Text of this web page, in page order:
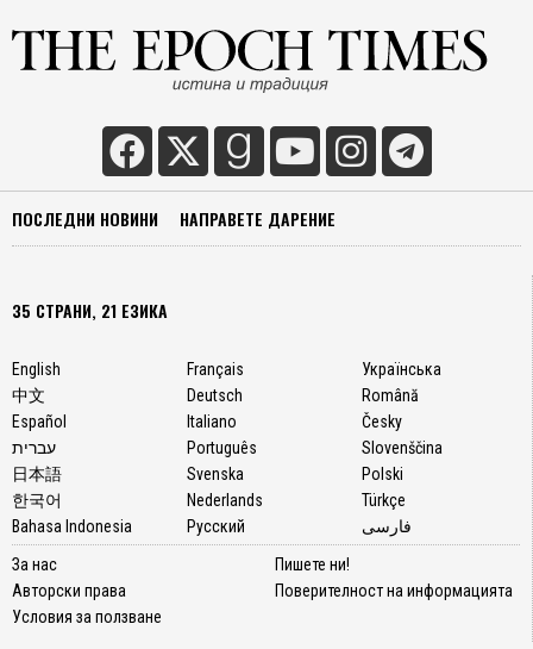
ПОСЛЕДНИ НОВИНИ НАПРАВЕТЕ ДАРЕНИЕ
35 СТРАНИ, 21 ЕЗИКА
English
中文
Español
עברית
日本語
한국어
Bahasa Indonesia
Français
Deutsch
Italiano
Português
Svenska
Nederlands
Русский
Українська
Română
Česky
Slovenščina
Polski
Türkçe
فارسی
За нас
Авторски права
Условия за ползване
Пишете ни!
Поверителност на информацията